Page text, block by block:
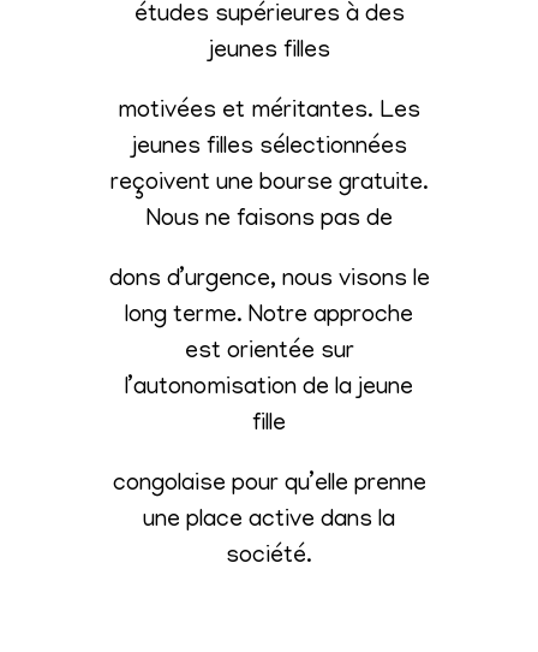
études supérieures à des
jeunes filles
motivées et méritantes. Les
jeunes filles sélectionnées
reçoivent une bourse gratuite.
Nous ne faisons pas de
dons d’urgence, nous visons le
long terme. Notre approche
est orientée sur
l’autonomisation de la jeune
fille
congolaise pour qu’elle prenne
une place active dans la
société.